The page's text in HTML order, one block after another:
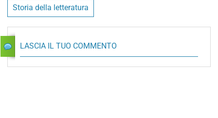
Storia della letteratura
LASCIA IL TUO COMMENTO